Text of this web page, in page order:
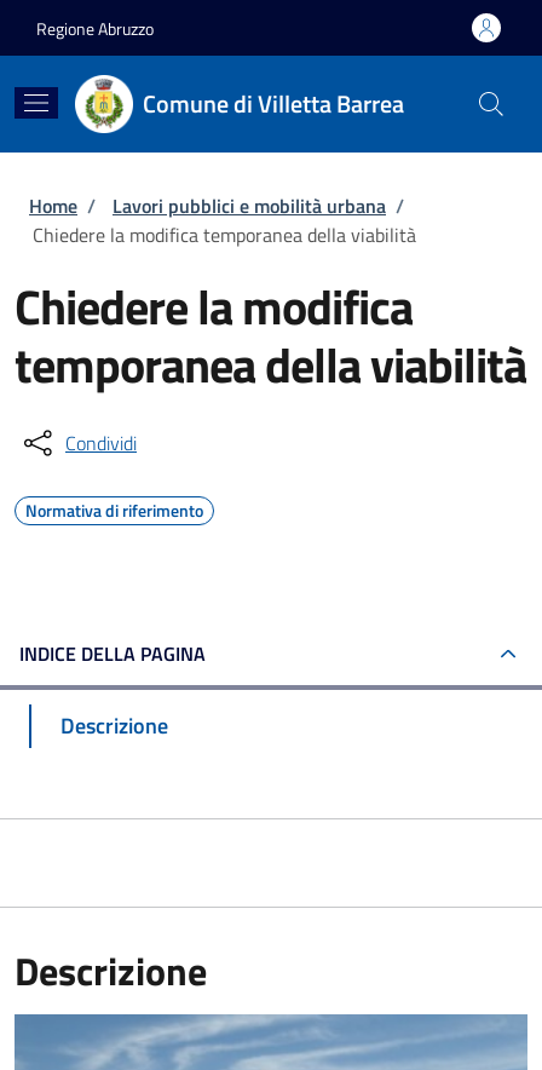
Regione Abruzzo
Comune di Villetta Barrea
Briciole di pane
Home / Lavori pubblici e mobilità urbana /
Chiedere la modifica temporanea della viabilità
Chiedere la modifica
temporanea della viabilità
Condividi
Normativa di riferimento
INDICE DELLA PAGINA
Descrizione
Descrizione